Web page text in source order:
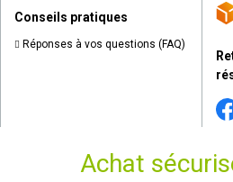
Conseils pratiques
Réponses à vos questions (FAQ)
Achat